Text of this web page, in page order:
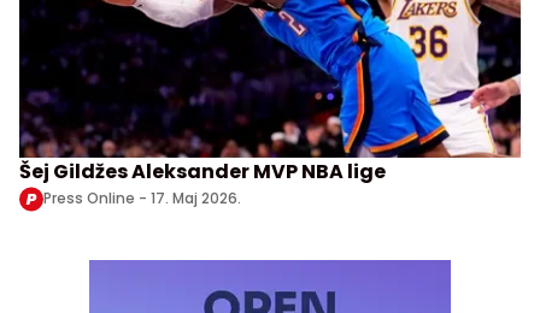
Šej Gildžes Aleksander MVP NBA lige
Press Online - 17. Maj 2026.